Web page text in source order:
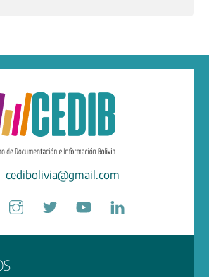
cedibolivia@gmail.com
Facebook